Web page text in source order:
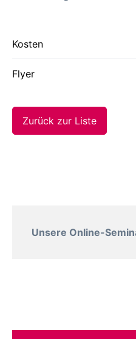
Kosten
Flyer
Zurück zur Liste
Unsere Online-